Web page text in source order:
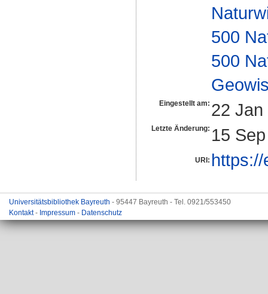
500
500
Eingestellt am: 22
Letzte Änderung: 15
URI:
Universitätsbibliothek Bayreuth - 95447 Bayreuth - Tel. 0921/553450
Kontakt- Impressum - Datenschutz